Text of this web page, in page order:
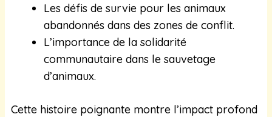
Les défis de survie pour les animaux
abandonnés dans des zones de conflit.
L’importance de la solidarité
communautaire dans le sauvetage
d’animaux.
Cette histoire poignante montre l’impact profond